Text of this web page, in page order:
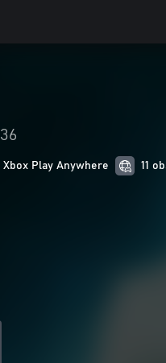
36
Xbox Play Anywhere 11